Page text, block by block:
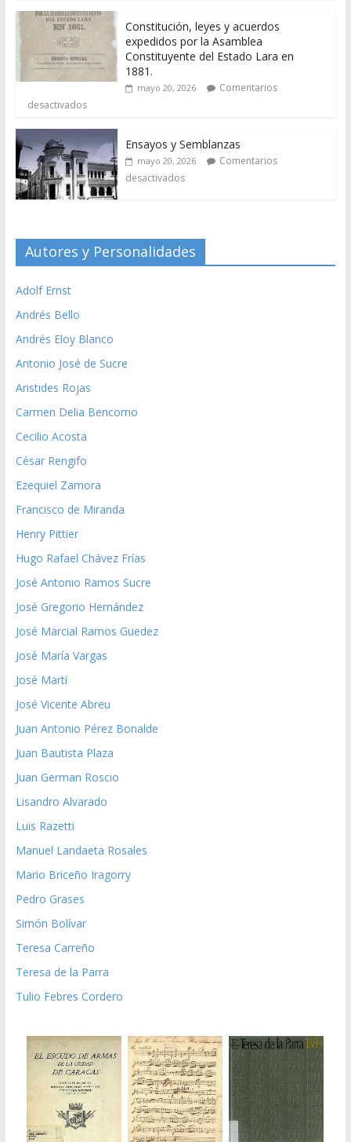
Constitución, leyes y acuerdos
expedidos por la Asamblea
Constituyente del Estado Lara en
1881.
mayo 20, 2026
Comentarios
desactivados
Ensayos y Semblanzas
mayo 20, 2026
Comentarios
desactivados
Autores y Personalidades
Adolf Ernst
Andrés Bello
Andrés Eloy Blanco
Antonio José de Sucre
Aristides Rojas
Carmen Delia Bencomo
Cecilio Acosta
César Rengifo
Ezequiel Zamora
Francisco de Miranda
Henry Pittier
Hugo Rafael Chávez Frías
José Antonio Ramos Sucre
José Gregorio Hernández
José Marcial Ramos Guedez
José María Vargas
José Martí
José Vicente Abreu
Juan Antonio Pérez Bonalde
Juan Bautista Plaza
Juan German Roscio
Lisandro Alvarado
Luis Razetti
Manuel Landaeta Rosales
Mario Briceño Iragorry
Pedro Grases
Simón Bolívar
Teresa Carreño
Teresa de la Parra
Tulio Febres Cordero